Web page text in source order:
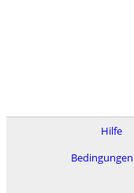
Hilfe
Bedingungen